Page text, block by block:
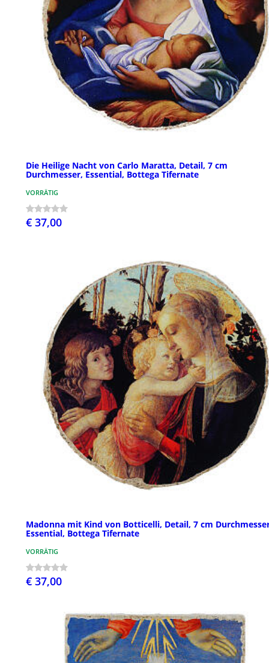
Die Heilige Nacht von Carlo Maratta, Detail, 7 cm
Durchmesser, Essential, Bottega Tifernate
VORRÄTIG
€ 37,00
Madonna mit Kind von Botticelli, Detail, 7 cm
Essential, Bottega Tifernate
VORRÄTIG
€ 37,00